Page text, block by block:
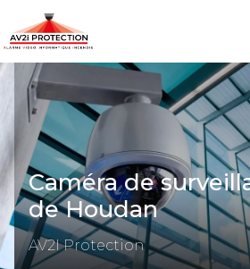
Caméra de
de Houdan
AV2I Protection
Panneau de gestion des cookies